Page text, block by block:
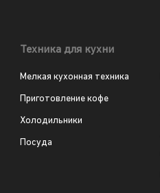
Техника для кухни
Мелкая кухонная техника
Приготовление кофе
Холодильники
Посуда